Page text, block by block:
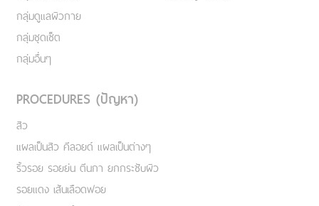
กลุ่มดูแลผิวกาย
กลุ่มชุดเซ็ต
กลุ่มอื่นๆ
PROCEDURES (ปัญหา)
สิว
แผลเป็นสิว คีลอยด์ แผลเป็นต่างๆ
ริ้วรอย รอยย่น ตีนกา ยกกระชับผิว
รอยแดง เส้นเลือดฟอย